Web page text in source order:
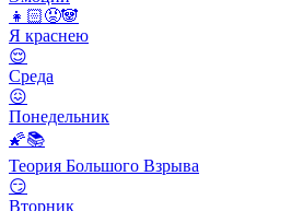
👧🏻😡🐼
Я краснею
😌
Среда
😖
Понедельник
🌠📚
Теория Большого Взрыва
😏
Вторник